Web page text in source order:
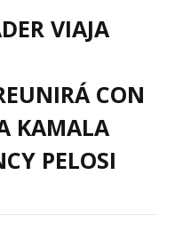
VIAJA
CON
KAMALA
PELOSI